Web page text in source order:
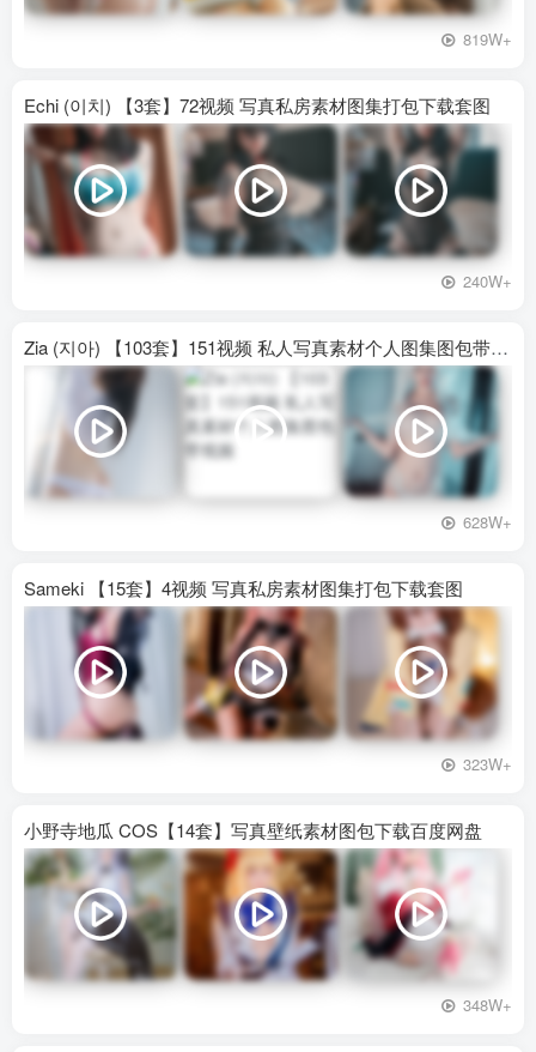
819W+
Echi (이치) 【3套】72视频 写真私房素材图集打包下载套图
240W+
Zia (지아) 【103套】151视频 私人写真素材个人图集图包带视频
628W+
Sameki 【15套】4视频 写真私房素材图集打包下载套图
323W+
小野寺地瓜 COS【14套】写真壁纸素材图包下载百度网盘
348W+